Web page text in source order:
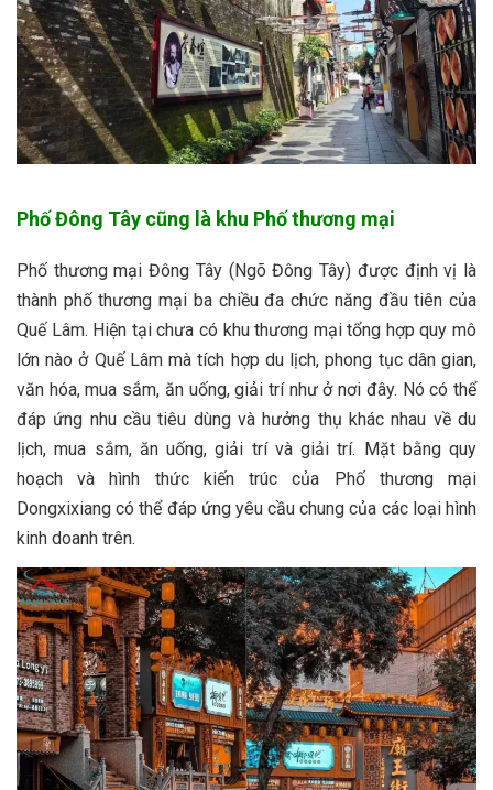
Phố Đông Tây cũng là khu Phố thương mại
Phố thương mại Đông Tây (Ngõ Đông Tây) được định vị là
thành phố thương mại ba chiều đa chức năng đầu tiên của
Quế Lâm. Hiện tại chưa có khu thương mại tổng hợp quy mô
lớn nào ở Quế Lâm mà tích hợp du lịch, phong tục dân gian,
văn hóa, mua sắm, ăn uống, giải trí như ở nơi đây. Nó có thể
đáp ứng nhu cầu tiêu dùng và hưởng thụ khác nhau về du
lịch, mua sắm, ăn uống, giải trí và giải trí. Mặt bằng quy
hoạch và hình thức kiến ​​trúc của Phố thương mại
Dongxixiang có thể đáp ứng yêu cầu chung của các loại hình
kinh doanh trên.